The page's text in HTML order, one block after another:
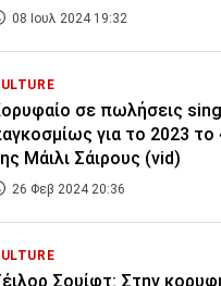
08 Ιουλ 2024 19:32
σε πωλήσεις
για το 2023 το
Μάιλι Σάιρους (vid)
26 Φεβ 2024 20:36
Σουίφτ: Στην